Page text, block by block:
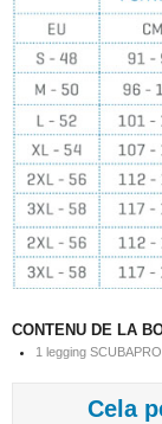
CONTENU DE LA
1 legging
Cela